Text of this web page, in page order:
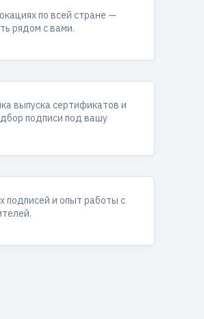
по всей стране —
рядом с вами.
выпуска сертификатов и
подписи под вашу
и опыт работы с